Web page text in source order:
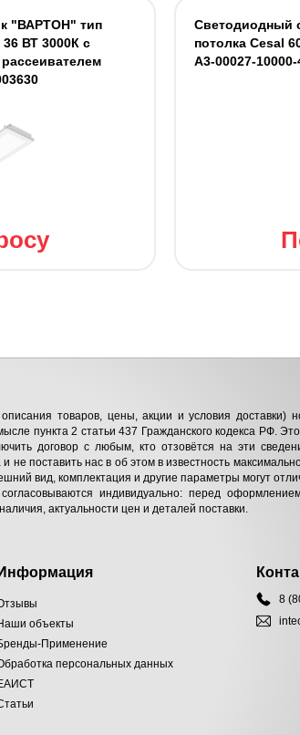
"ВАРТОН" тип
ВТ 3000К с
Светодиодный
потолка Cesal
A3-00027-
товаров, цены, акции и условия доставки)
пункта 2 статьи 437 Гражданского кодекса РФ.
договор с любым, кто отзовётся на эти
не поставить нас в об этом в известность
вид, комплектация и другие параметры могут
индивидуально: перед
актуальности цен и деталей поставки.
Информация
объекты
Применение
персональных данных
8